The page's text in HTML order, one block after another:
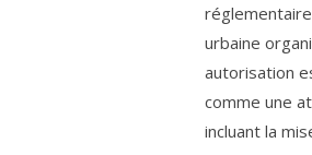
urbaine
autorisation
comme une
incluant la